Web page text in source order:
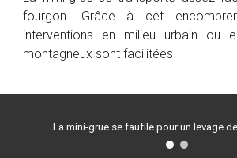
fourgon. Grâce à cet
interventions en milieu urbain ou
montagneux sont facilitées
La mini-grue se faufile pour un levage